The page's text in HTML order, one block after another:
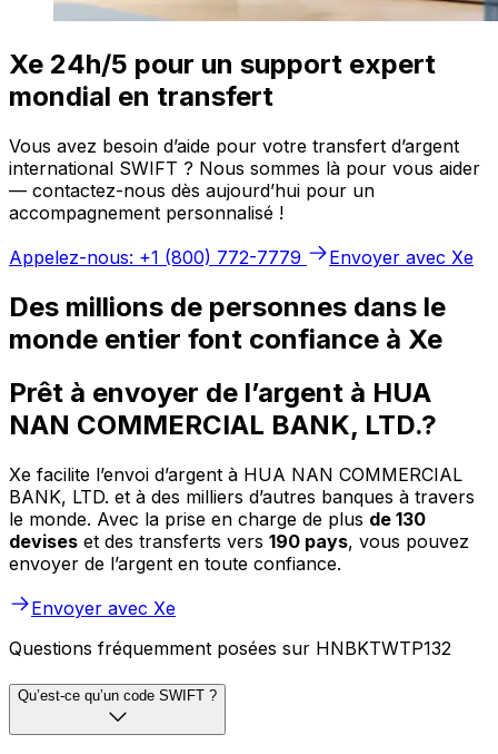
Xe 24h/5 pour un support expert
mondial en transfert
Vous avez besoin d’aide pour votre transfert d’argent
international SWIFT ? Nous sommes là pour vous aider
— contactez-nous dès aujourd’hui pour un
accompagnement personnalisé !
Appelez-nous: +1 (800) 772-7779
Envoyer avec Xe
Des millions de personnes dans le
monde entier font confiance à Xe
Prêt à envoyer de l’argent à HUA
NAN COMMERCIAL BANK, LTD.?
Xe facilite l’envoi d’argent à HUA NAN COMMERCIAL
BANK, LTD. et à des milliers d’autres banques à travers
le monde. Avec la prise en charge de plus de 130
devises et des transferts vers 190 pays, vous pouvez
envoyer de l’argent en toute confiance.
Envoyer avec Xe
Questions fréquemment posées sur HNBKTWTP132
Qu’est-ce qu’un code SWIFT ?